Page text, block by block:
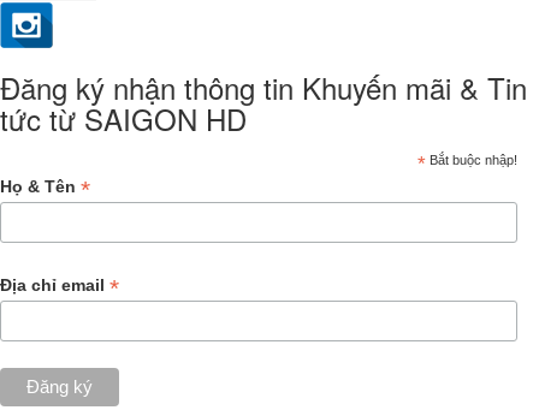
Đăng ký nhận thông tin Khuyến mãi & Tin
tức từ SAIGON HD
* Bắt buộc nhập!
Họ & Tên *
Địa chỉ email *